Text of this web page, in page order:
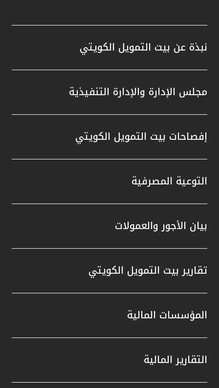
نبذة عن بيت التمويل الكويتي
مجلس الإدارة والإدارة التنفيذية
إفصاحات بيت التمويل الكويتي
التوعية المصرفية
بيان الأجور والعمولات
تقارير بيت التمويل الكويتي
المؤسسات المالية
التقارير المالية